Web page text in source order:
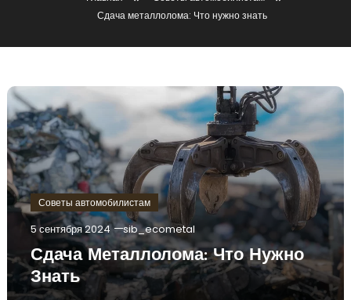
Сдача металлолома: Что нужно знать
Советы автомобилистам
5 сентября 2024 sib_ecometal
Сдача Металлолома: Что Нужно
Знать